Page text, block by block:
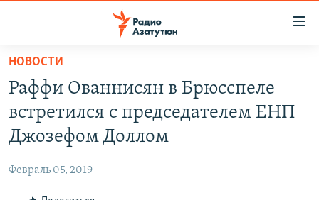
Перейти
основному
содержанию
Перейти
основной
навигации
ГЛАВНАЯ
НОВОСТИ
ПОЛИТИКА
ЭКОНОМИКА
НОВОСТИ
Раффи Ованнисян в Брюсспеле
встретился с председателем ЕНП
Джозефом Доллом
Февраль 05, 2019